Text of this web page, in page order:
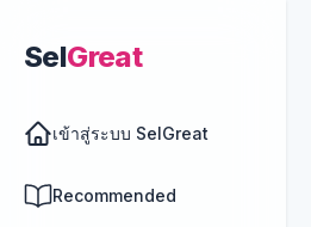
SelGreat
เข้าสู่ระบบ SelGreat
Recommended